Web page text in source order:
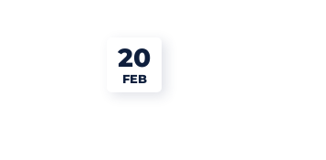
20
FEB